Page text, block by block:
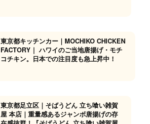
東京都キッチンカー｜MOCHIKO CHICKEN
FACTORY｜ ハワイのご当地唐揚げ・モチ
コチキン。日本での注目度も急上昇中！
東京都足立区｜そばうどん 立ち喰い雑賀
屋 本店｜重量感あるジャンボ唐揚げの存